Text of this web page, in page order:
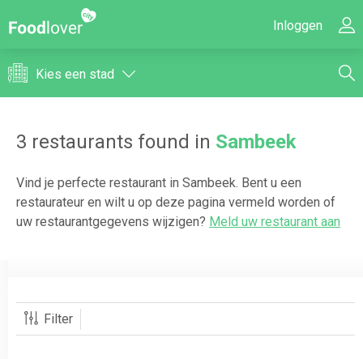
Inloggen
Kies een stad
3 restaurants found in Sambeek
Vind je perfecte restaurant in Sambeek. Bent u een
restaurateur en wilt u op deze pagina vermeld worden of
uw restaurantgegevens wijzigen? Meld uw restaurant aan
Filter